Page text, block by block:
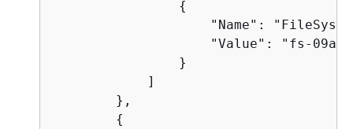
{
"Name":
"Value": "fs-
                }
            ]
        },
{